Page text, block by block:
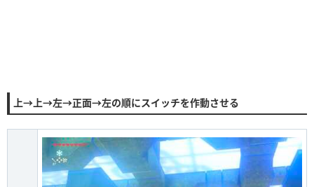
上→上→左→正面→左の順にスイッチを作動させる